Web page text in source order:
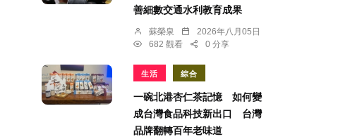
善細數交通水利教育成果
蘇榮泉
2026年八月05日
682 觀看
0 分享
生活 綜合
一碗北港杏仁茶記憶 如何變
成台灣食品科技新出口 台灣
品牌翻轉百年老味道